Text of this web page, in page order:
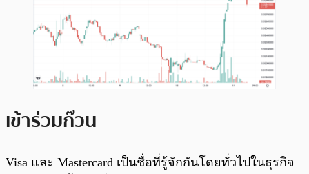
เข้าร่วมก๊วน
Visa และ Mastercard เป็นชื่อที่รู้จักกันโดยทั่วไปในธุรกิจ